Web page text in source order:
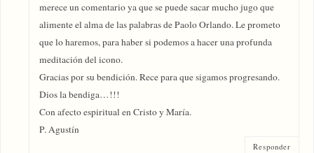
merece un comentario ya que se puede sacar mucho jugo que
alimente el alma de las palabras de Paolo Orlando. Le prometo
que lo haremos, para haber si podemos a hacer una profunda
meditación del icono.
Gracias por su bendición. Rece para que sigamos progresando.
Dios la bendiga…!!!
Con afecto espiritual en Cristo y María.
P. Agustín
Responder